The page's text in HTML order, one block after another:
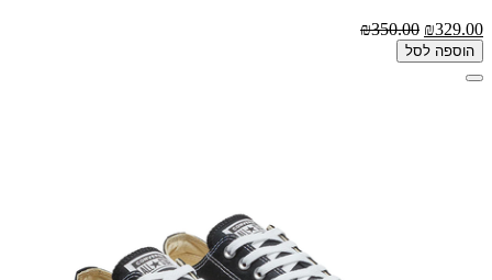
₪329.00
₪350.00
הוספה לסל